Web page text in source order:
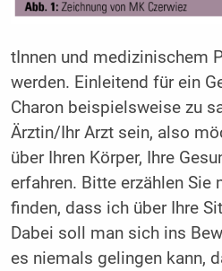
tInnen und medizinischem
werden. Einleitend für ein
Charon beispielsweise zu
Ärztin/Ihr Arzt sein, also
über Ihren Körper, Ihre
erfahren. Bitte erzählen Sie
finden, dass ich über Ihre
Dabei soll man sich ins
es niemals gelingen kann,